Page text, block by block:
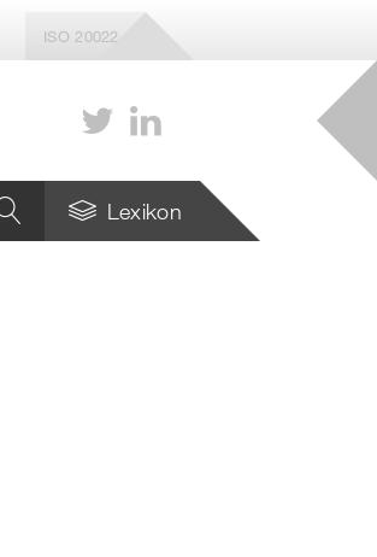
ISO 20022
Lexikon